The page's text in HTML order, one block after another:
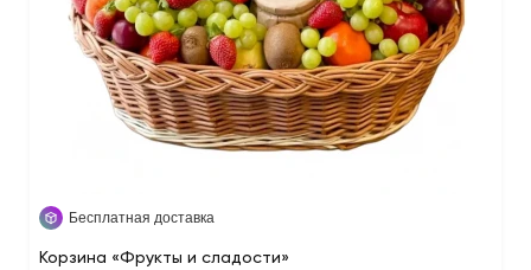
Бесплатная доставка
Корзина «Фрукты и сладости»